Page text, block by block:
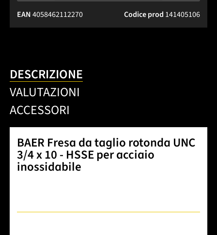
Codice prod 141405106
EAN4058462112270
DESCRIZIONE
VALUTAZIONI
ACCESSORI
BAER Fresa da taglio rotonda UNC
3/4 x 10 - HSSE per acciaio
inossidabile